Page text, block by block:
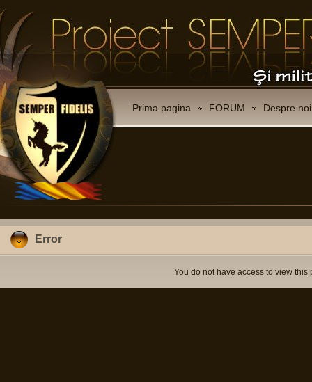
Prima pagina FORUM Despre noi
Error
You do not have access to view this